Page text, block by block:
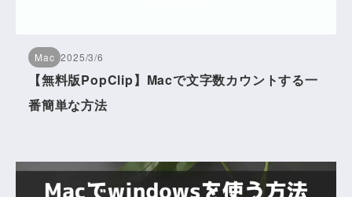
Mac 2025/3/6
【無料版PopClip】Macで文字数カウントする一
番簡単な方法